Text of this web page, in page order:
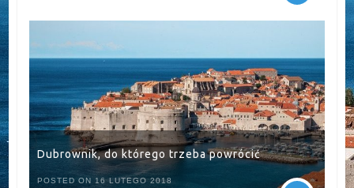
Dubrownik, do którego trzeba powrócić
POSTED ON 16 LUTEGO 2018